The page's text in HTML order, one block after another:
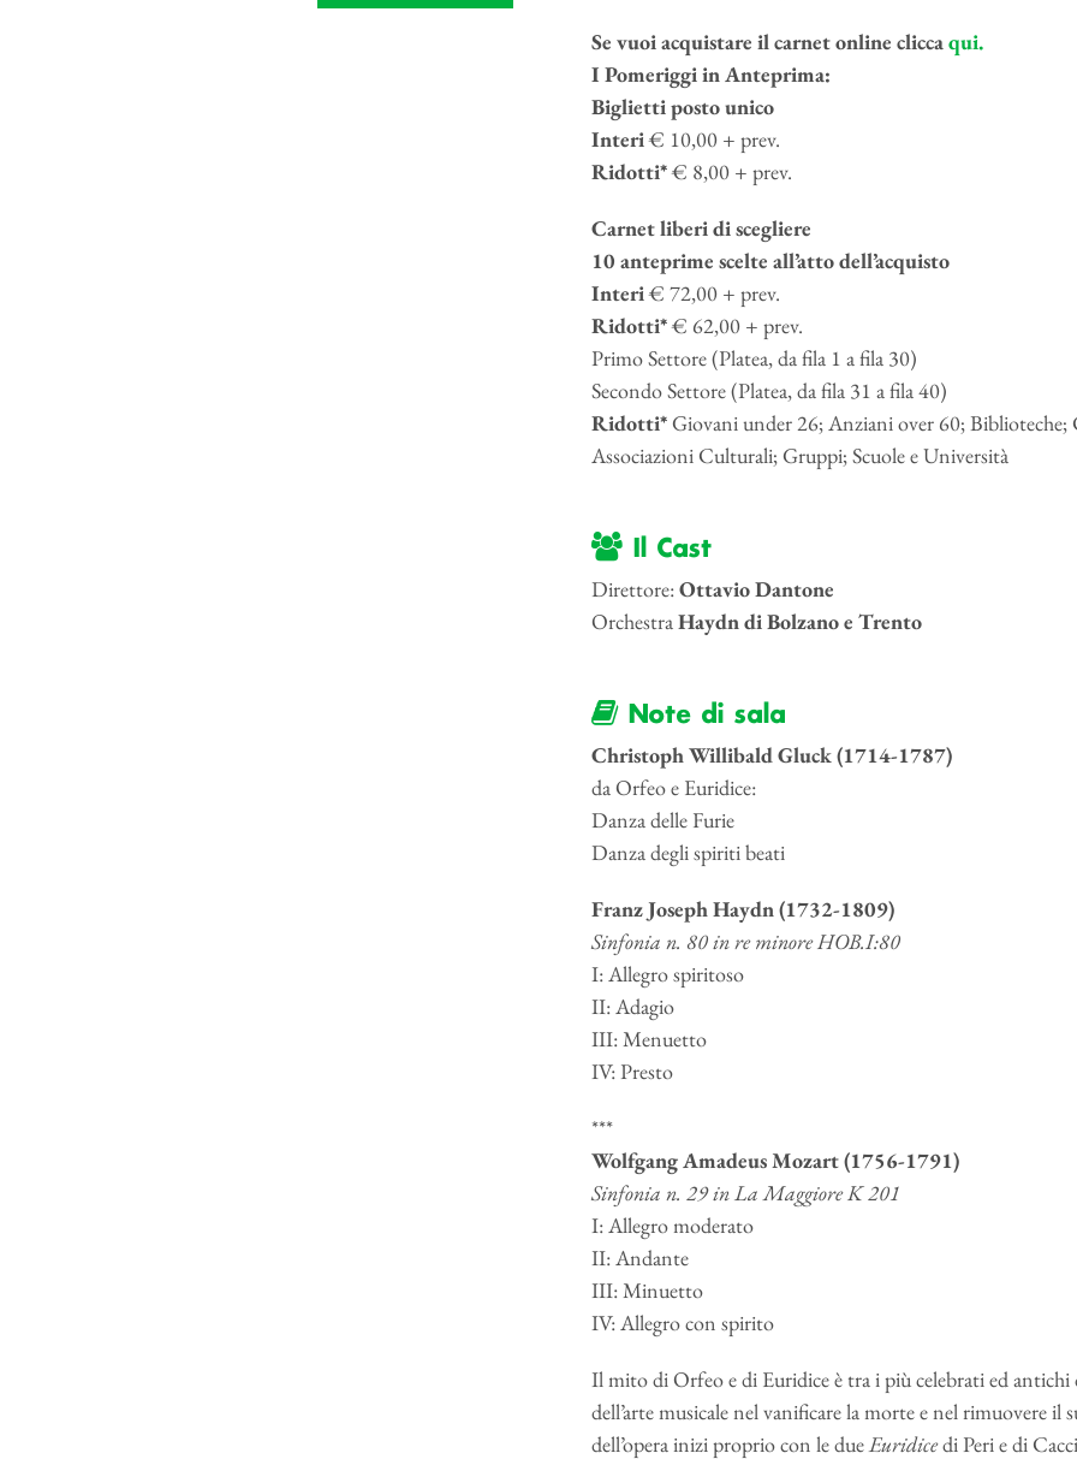
Se vuoi acquistare il carnet online cliccaqui.
I Pomeriggi in Anteprima:
Biglietti posto unico
Interi€ 10,00 + prev.
Ridotti*€ 8,00 + prev.
Carnet liberi di scegliere
10 anteprime scelte all’atto dell’acquisto
Interi€ 72,00 + prev.
Ridotti*€ 62,00 + prev.
Primo Settore (Platea, da fila 1 a fila 30)
Secondo Settore (Platea, da fila 31 a fila 40)
Ridotti*Giovani under 26; Anziani over 60; Biblioteche;
Associazioni Culturali; Gruppi; Scuole e Università
Il Cast
Direttore:Ottavio Dantone
OrchestraHaydn di Bolzano e Trento
Note di sala
Christoph Willibald Gluck (1714-1787)
da Orfeo e Euridice:
Danza delle Furie
Danza degli spiriti beati
Franz Joseph Haydn (1732-1809)
Sinfonia n. 80 in re minore HOB.I:80
I: Allegro spiritoso
II: Adagio
III: Menuetto
IV: Presto
***
Wolfgang Amadeus Mozart (1756-1791)
Sinfonia n. 29 in La Maggiore K 201
I: Allegro moderato
II: Andante
III: Minuetto
IV: Allegro con spirito
Il mito di Orfeo e di Euridice è tra i più celebrati ed antichi
dell’arte musicale nel vanificare la morte e nel rimuovere
dell’opera inizi proprio con le dueEuridicedi Peri e di